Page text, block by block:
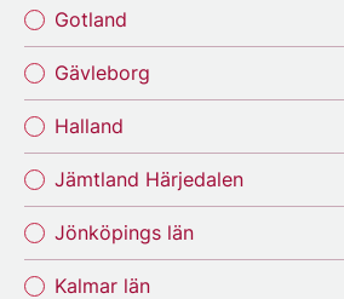
Gotland
Gävleborg
Halland
Jämtland Härjedalen
Jönköpings län
Kalmar län